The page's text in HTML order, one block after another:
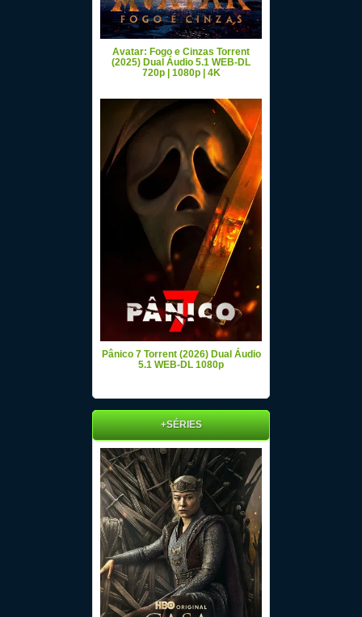
Avatar: Fogo e Cinzas Torrent
(2025) Dual Áudio 5.1 WEB-DL
720p | 1080p | 4K
Pânico 7 Torrent (2026) Dual Áudio
5.1 WEB-DL 1080p
+SÉRIES